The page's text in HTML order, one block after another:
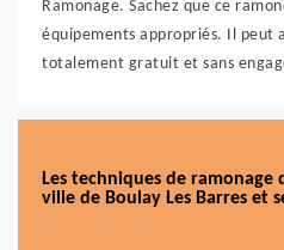
Ramonage. Sachez que ce
équipements appropriés. Il peut
totalement gratuit et sans
Les techniques de ramonage
ville de Boulay Les Barres et